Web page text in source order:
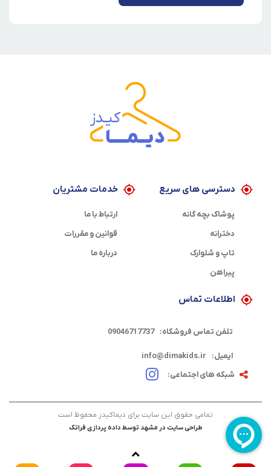
دسترسی های سریع
پوشاک بچه گانه
دخترانه
تاپ و شلوارک
پیراهن
خدمات مشتریان
ارتباط با ما
قوانین و مقررات
درباره ما
اطلاعات تماس
تلفن تماس فروشگاه: 09046717737
ایمیل:
info@dimakids.ir
شبکه های اجتماعی:
تمامی حقوق این سایت برای دیماکیدز محفوظ است
طراحی سایت در مشهد توسط داده پردازی فراتک